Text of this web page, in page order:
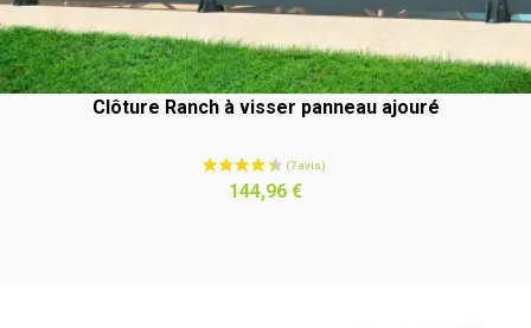
Clôture Ranch à visser panneau ajouré
Prix
144,96 €